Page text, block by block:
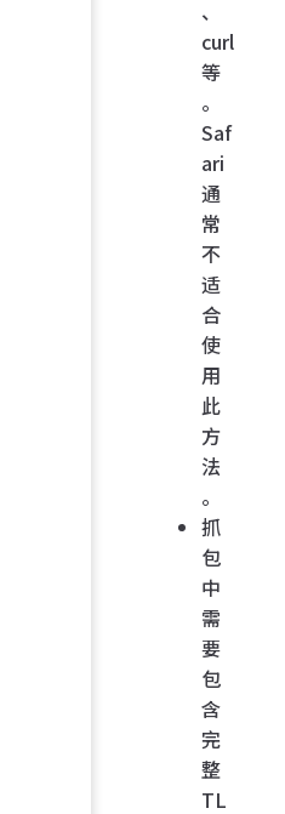
、
curl
等
。
Saf
ari
通
常
不
适
合
使
用
此
方
法
。
抓
包
中
需
要
包
含
完
整
TL